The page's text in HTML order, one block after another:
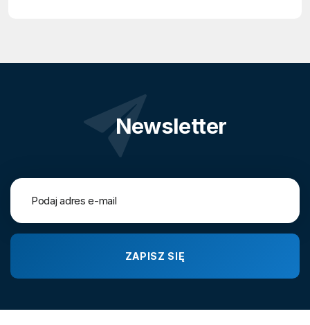
Newsletter